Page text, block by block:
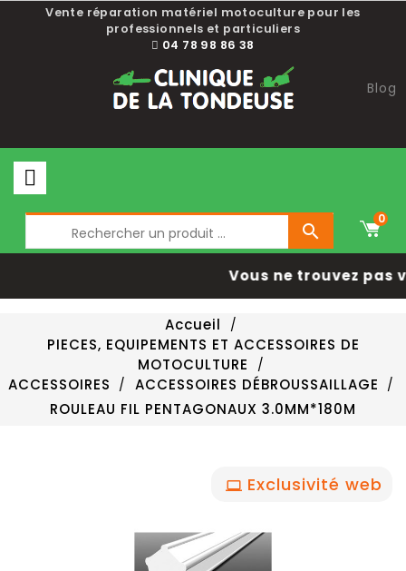
Vente réparation matériel motoculture pour les
professionnels et particuliers
04 78 98 86 38
Blog

0
Vous ne trouvez pas
Accueil
PIECES, EQUIPEMENTS ET ACCESSOIRES DE
MOTOCULTURE
ACCESSOIRES
ACCESSOIRES DÉBROUSSAILLAGE
ROULEAU FIL PENTAGONAUX 3.0MM*180M
Exclusivité web